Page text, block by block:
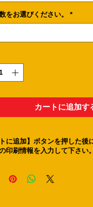
をお選びください。 *
カートに追加す
トに追加】ボタンを押した後
印刷情報を入力して下さい。